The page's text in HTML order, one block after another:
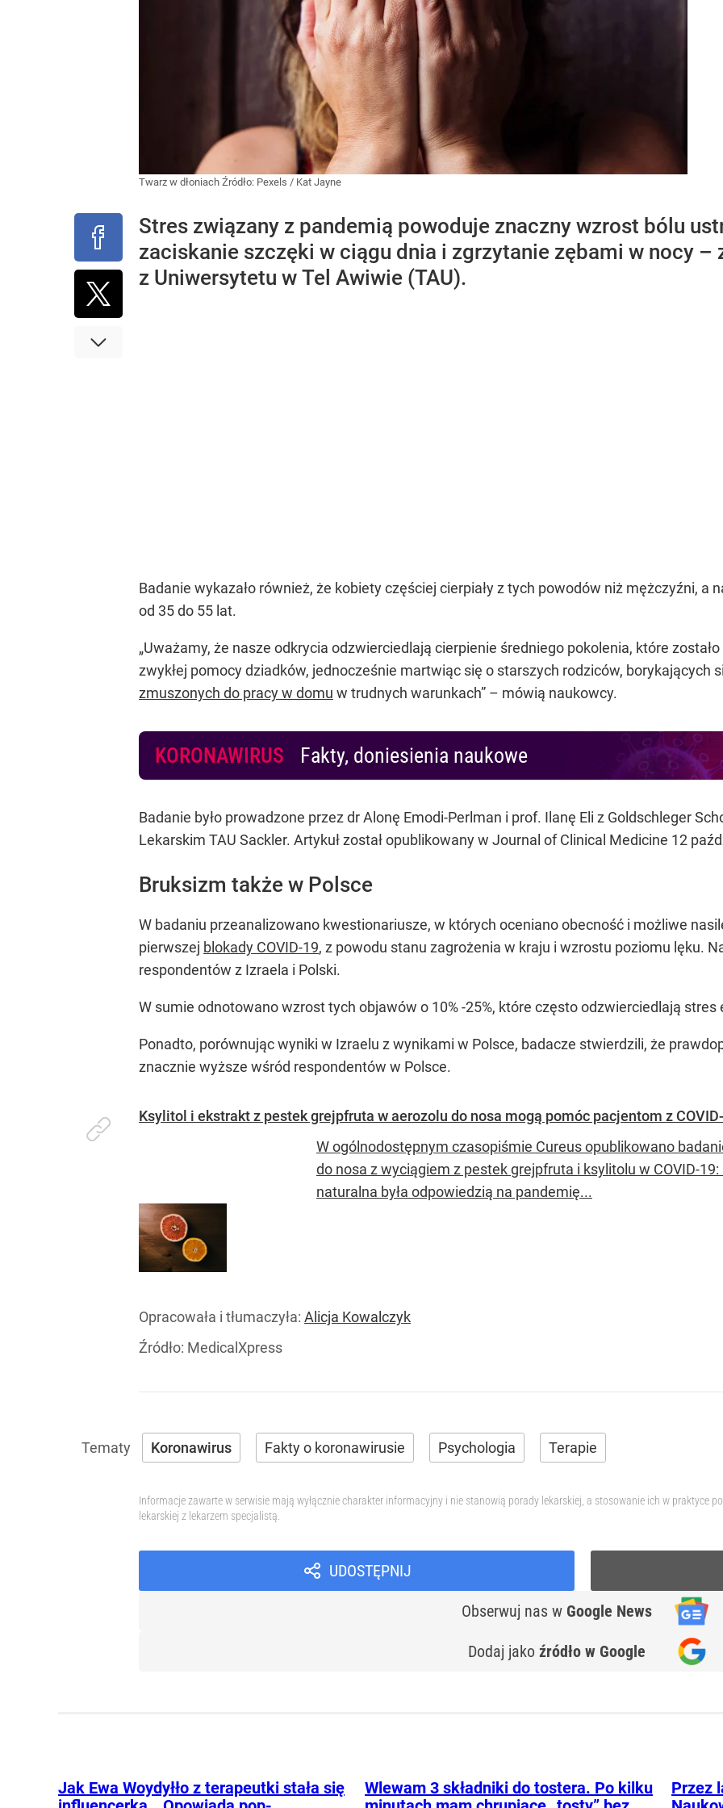
Twarz w dłoniach Źródło: Pexels / Kat Jayne
Stres związany z pandemią powoduje znaczny wzrost bólu
zaciskanie szczęki w ciągu dnia i zgrzytanie zębami w nocy –
z Uniwersytetu w Tel Awiwie (TAU).
Badanie wykazało również, że kobiety częściej cierpiały z tych powodów niż mężczyźni, a
od 35 do 55 lat.
„Uważamy, że nasze odkrycia odzwierciedlają cierpienie średniego pokolenia, które
zwykłej pomocy dziadków, jednocześnie martwiąc się o starszych rodziców, borykających
zmuszonych do pracy w domu w trudnych warunkach” – mówią naukowcy.
KORONAWIRUS Fakty, doniesienia naukowe
Badanie było prowadzone przez dr Alonę Emodi-Perlman i prof. Ilanę Eli z Goldschleger
Lekarskim TAU Sackler. Artykuł został opublikowany w Journal of Clinical Medicine 12
Bruksizm także w Polsce
W badaniu przeanalizowano kwestionariusze, w których oceniano obecność i możliwe
pierwszej blokady COVID-19, z powodu stanu zagrożenia w kraju i wzrostu poziomu lęku.
respondentów z Izraela i Polski.
W sumie odnotowano wzrost tych objawów o 10% -25%, które często odzwierciedlają stres
Ponadto, porównując wyniki w Izraelu z wynikami w Polsce, badacze stwierdzili, że
znacznie wyższe wśród respondentów w Polsce.
Ksylitol i ekstrakt z pestek grejpfruta w aerozolu do nosa mogą pomóc pacjentom z
W ogólnodostępnym czasopiśmie Cureus opublikowano
do nosa z wyciągiem z pestek grejpfruta i ksylitolu w COVID-
naturalna była odpowiedzią na pandemię...
Opracowała i tłumaczyła: Alicja Kowalczyk
Źródło: MedicalXpress
Koronawirus Fakty o koronawirusie Psychologia Terapie
Informacje zawarte w serwisie mają wyłącznie charakter informacyjny i nie stanowią porady lekarskiej, a stosowanie ich w praktyce
lekarskiej z lekarzem specjalistą.
UDOSTĘPNIJ
Obserwuj nas w Google News
Dodaj jako źródło w Google
Jak Ewa Woydyłło z terapeutki stała się
Wlewam 3 składniki do tostera. Po kilku
Przez